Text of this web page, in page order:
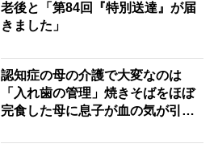
老後と「第84回『特別送達』が届
きました」
認知症の母の介護で大変なのは
「入れ歯の管理」焼きそばをほぼ
完食した母に息子が血の気が引い